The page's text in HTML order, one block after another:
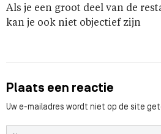
Als je een groot deel van de
kan je ook niet objectief zijn
Plaats een reactie
Uw e-mailadres wordt niet op de site